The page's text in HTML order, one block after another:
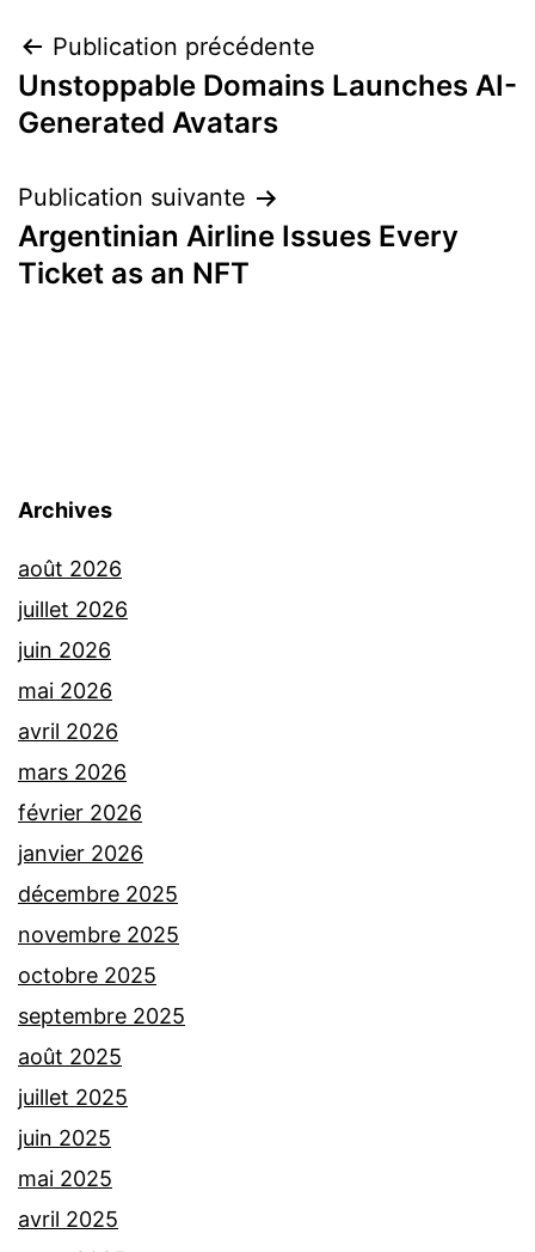
Navigation
de
Publication précédente
Unstoppable Domains Launches AI-
Generated Avatars
Publication suivante
Argentinian Airline Issues Every
Ticket as an NFT
Archives
août 2026
juillet 2026
juin 2026
mai 2026
avril 2026
mars 2026
février 2026
janvier 2026
décembre 2025
novembre 2025
octobre 2025
septembre 2025
août 2025
juillet 2025
juin 2025
mai 2025
avril 2025